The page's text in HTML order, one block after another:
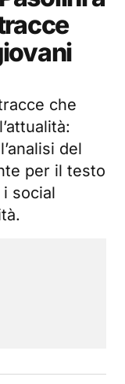
che
del
per il testo
social